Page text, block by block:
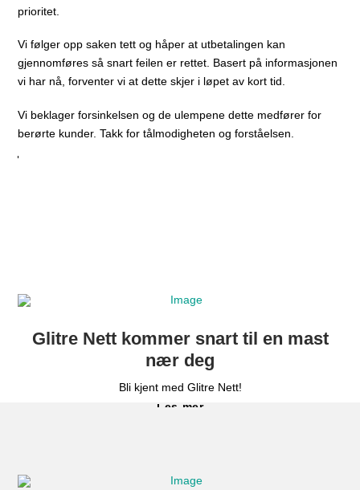
prioritet.
Vi følger opp saken tett og håper at utbetalingen kan
gjennomføres så snart feilen er rettet. Basert på informasjonen
vi har nå, forventer vi at dette skjer i løpet av kort tid.
Vi beklager forsinkelsen og de ulempene dette medfører for
berørte kunder. Takk for tålmodigheten og forståelsen.
Glitre Nett kommer snart til en mast
nær deg
Bli kjent med Glitre Nett!
Les mer